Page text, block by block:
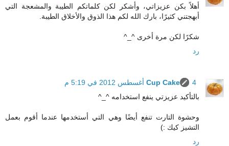
أهلاً بكن عزيزاتي، وأشكر لكن كلماتكم الطيبة والمشعجة التي
أبهجتني كثيرًا، بارك الله لكم هذا الذوق والأخلاق الطيبة.
شكرًا لكن مرة أخرى ^_^
رد
Cup Cake
4 أغسطس 2012 في 5:19 م
بالتأكيد عزيزتي ينفع استخدامه ^_^
وحشوة التارت تنفع أيضًا وهي التي أستخدمها عندما أقوم بعمل
التشيز كيك :)
رد